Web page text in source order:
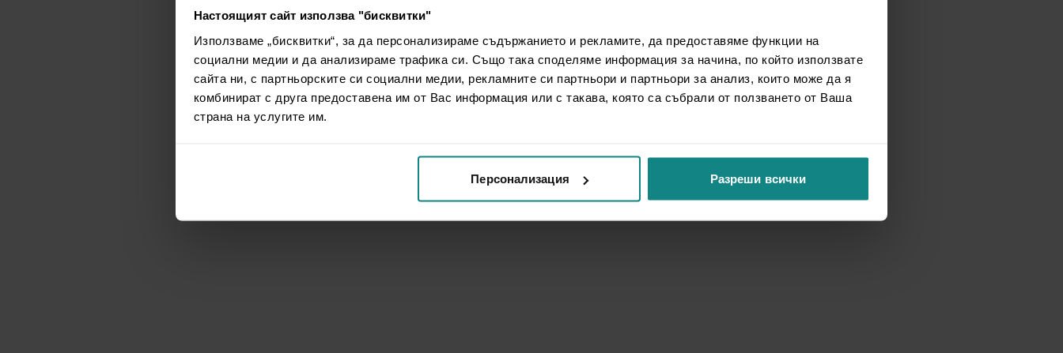
Настоящият сайт използва "бисквитки"
Използваме „бисквитки“, за да персонализираме съдържанието и рекламите, да предоставяме функции на
социални медии и да анализираме трафика си. Също така споделяме информация за начина, по който използвате
сайта ни, с партньорските си социални медии, рекламните си партньори и партньори за анализ, които може да я
комбинират с друга предоставена им от Вас информация или с такава, която са събрали от ползването от Ваша
страна на услугите им.
Персонализация Разреши всички